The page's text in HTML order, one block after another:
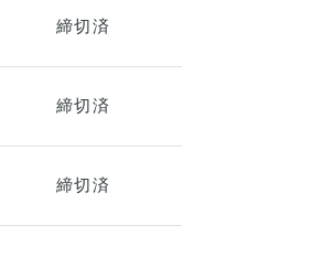
締切済
締切済
締切済